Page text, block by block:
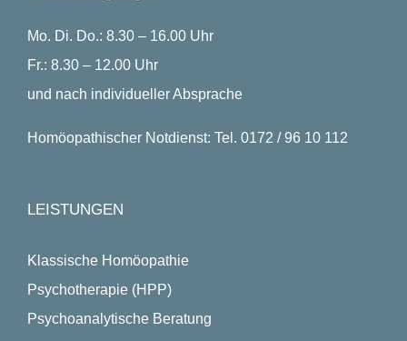
Mo. Di. Do.: 8.30 – 16.00 Uhr
Fr.: 8.30 – 12.00 Uhr
und nach individueller Absprache
Homöopathischer Notdienst: Tel. 0172 / 96 10 112
LEISTUNGEN
Klassische Homöopathie
Psychotherapie (HPP)
Psychoanalytische Beratung